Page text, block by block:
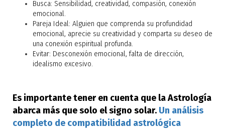
Busca: Sensibilidad, creatividad, compasión, conexión
emocional.
Pareja Ideal: Alguien que comprenda su profundidad
emocional, aprecie su creatividad y comparta su deseo de
una conexión espiritual profunda.
Evitar: Desconexión emocional, falta de dirección,
idealismo excesivo.
Es importante tener en cuenta que la Astrología
abarca más que solo el signo solar. Un análisis
completo de compatibilidad astrológica